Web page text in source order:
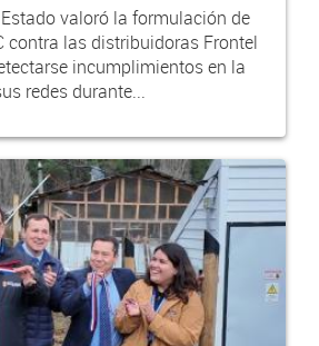
valoró la formulación de
contra las distribuidoras Frontel
incumplimientos en la
redes durante...